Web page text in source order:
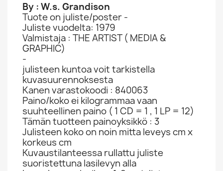
By : W.s. Grandison
Tuote on juliste/poster -
Juliste vuodelta: 1979
Valmistaja : THE ARTIST ( MEDIA &
GRAPHIC)
-
julisteen kuntoa voit tarkistella
kuvasuurennoksesta
Kanen varastokoodi : 840063
Paino/koko ei kilogrammaa vaan
suuhteellinen paino ( 1 CD = 1 , 1 LP = 12)
Tämän tuotteen painoyksikkö : 3
Julisteen koko on noin mitta leveys cm x
korkeus cm
Kuvaustilanteessa rullattu juliste
suoristettuna lasilevyn alla